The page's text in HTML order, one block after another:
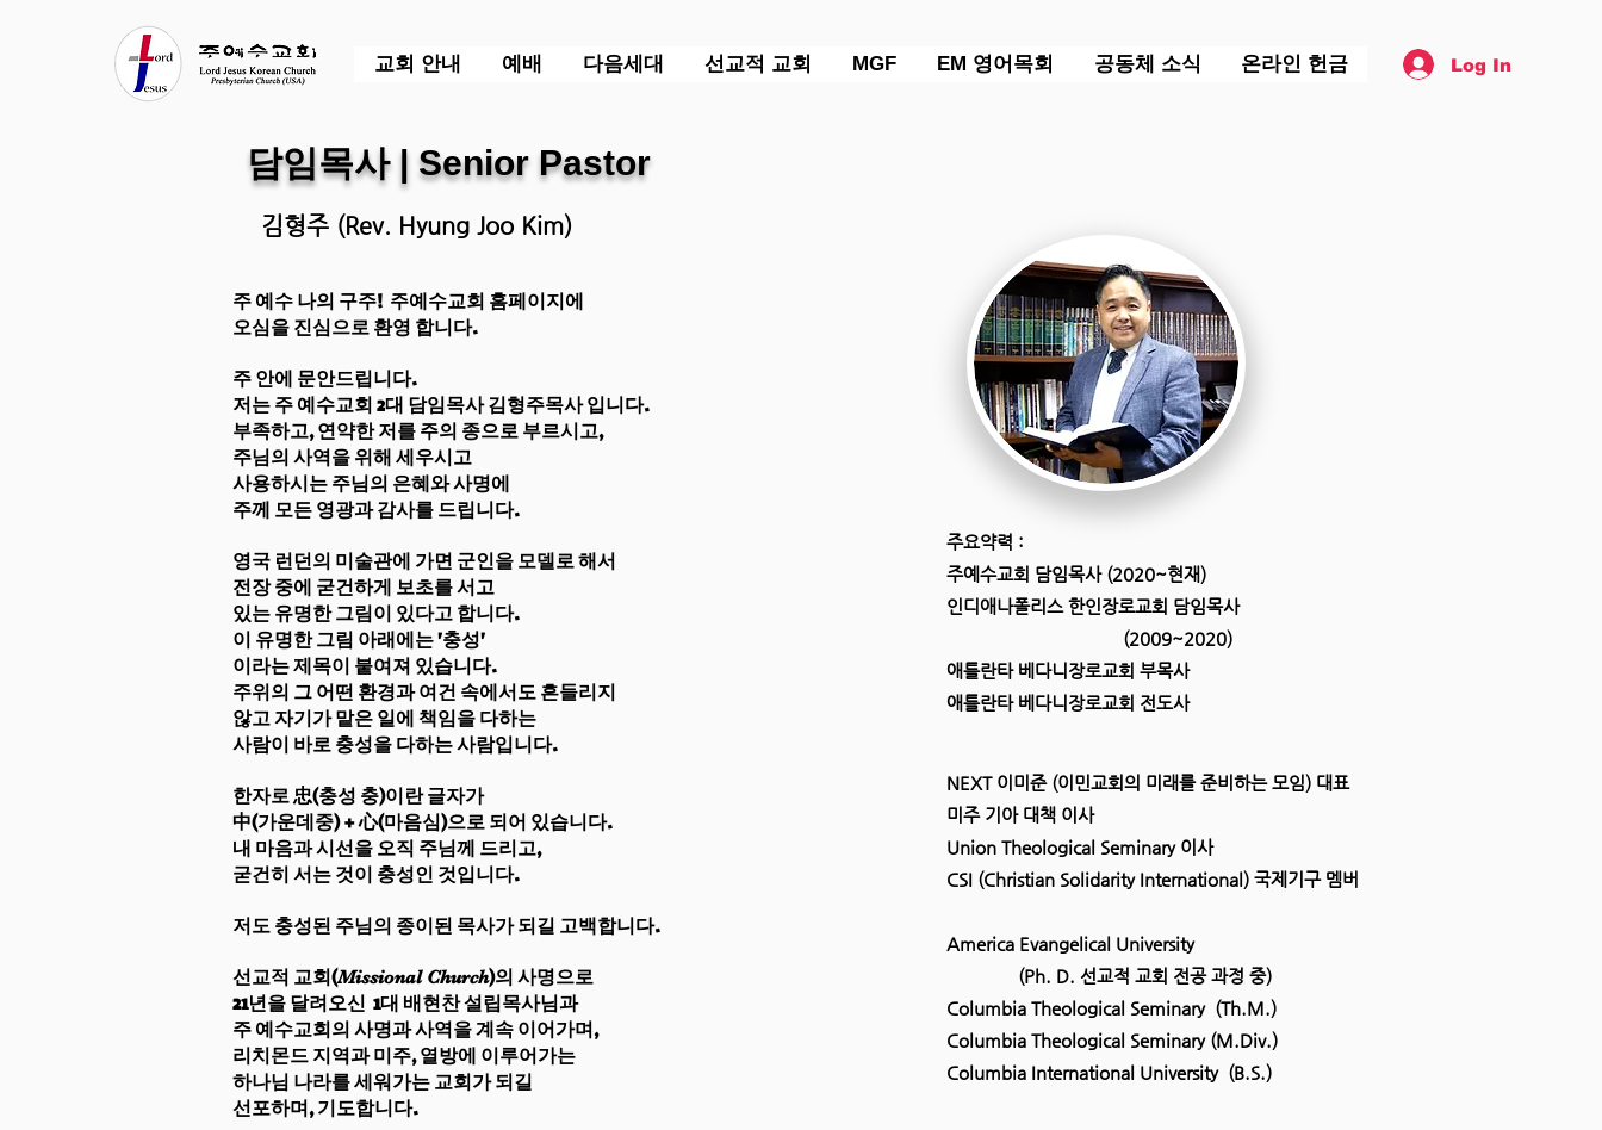
교회 안내 예배 다음세대 선교적 교회 MGF EM 영어목회 공동체 소식 온라인 헌금 Log In
​담임목사 | Senior Pastor
​김형주 (Rev. Hyung Joo Kim)
주 예수 나의 구주! 주예수교회 홈페이지에
오심을 진심으로 환영 합니다.
주 안에 문안드립니다.
저는 주 예수교회 2대 담임목사 김형주목사 입니다.
부족하고, 연약한 저를 주의 종으로 부르시고,
주님의 사역을 위해 세우시고
사용하시는 주님의 은혜와 사명에
주께 모든 영광과 감사를 드립니다.
영국 런던의 미술관에 가면 군인을 모델로 해서
전장 중에 굳건하게 보초를 서고
있는 유명한 그림이 있다고 합니다.
이 유명한 그림 아래에는 '충성'
이라는 제목이 붙여져 있습니다.
주위의 그 어떤 환경과 여건 속에서도 흔들리지
않고 자기가 맡은 일에 책임을 다하는
사람이 바로 충성을 다하는 사람입니다.
한자로 忠(충성 충)이란 글자가
中(가운데중) + 心(마음심)으로 되어 있습니다.
내 마음과 시선을 오직 주님께 드리고,
굳건히 서는 것이 충성인 것입니다.
저도 충성된 주님의 종이된 목사가 되길 고백합니다.
선교적 교회(Missional Church)의 사명으로
21년을 달려오신 1대 배현찬 설립목사님과
주 예수교회의 사명과 사역을 계속 이어가며,
리치몬드 지역과 미주,열방에 이루어가는
하나님 나라를 세워가는 교회가 되길
선포하며, 기도합니다.
주요약력 :
주예수교회 담임목사 (2020~현재)
인디애나폴리스 한인장로교회 담임목사
(2009~2020)
애틀란타 베다니장로교회 부목사
​애틀란타 베다니장로교회 전도사
NEXT 이미준 (이민교회의 미래를 준비하는 모임) 대표
미주 기아 대책 이사
Union Theological Seminary 이사
CSI (Christian Solidarity International) 국제기구 멤버
America Evangelical University
(Ph. D. 선교적 교회 전공 과정 중)
Columbia Theological Seminary (Th.M.)
Columbia Theological Seminary (M.Div.)
Columbia International University (B.S.)